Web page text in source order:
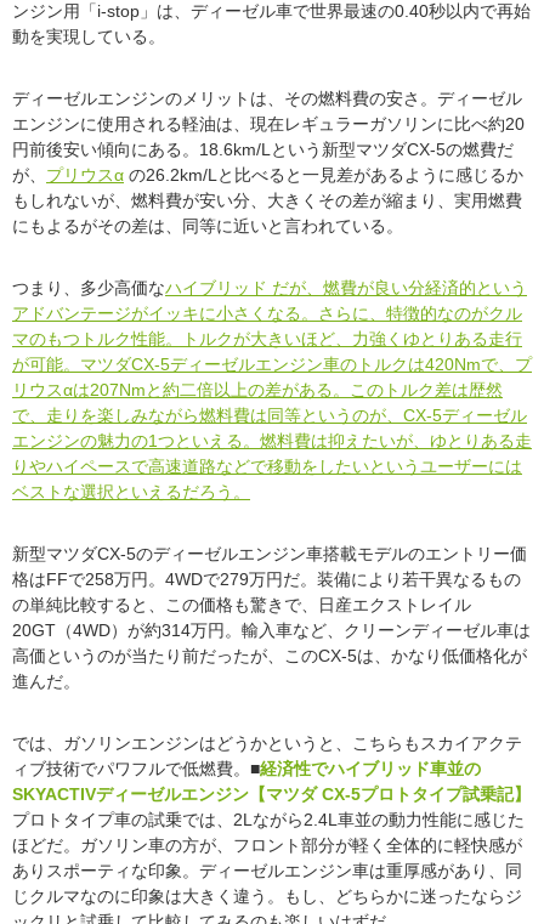
ンジン用「i-stop」は、ディーゼル車で世界最速の0.40秒以内で再始
動を実現している。
ディーゼルエンジンのメリットは、その燃料費の安さ。ディーゼル
エンジンに使用される軽油は、現在レギュラーガソリンに比べ約20
円前後安い傾向にある。18.6km/Lという新型マツダCX-5の燃費だ
が、 プリウスα の26.2km/Lと比べると一見差があるように感じるか
もしれないが、燃料費が安い分、大きくその差が縮まり、実用燃費
にもよるがその差は、同等に近いと言われている。
つまり、多少高価なハイブリッド だが、燃費が良い分経済的という
アドバンテージがイッキに小さくなる。さらに、特徴的なのがクル
マのもつトルク性能。トルクが大きいほど、力強くゆとりある走行
が可能。マツダCX-5ディーゼルエンジン車のトルクは420Nmで、プ
リウスαは207Nmと約二倍以上の差がある。このトルク差は歴然
で、走りを楽しみながら燃料費は同等というのが、CX-5ディーゼル
エンジンの魅力の1つといえる。燃料費は抑えたいが、ゆとりある走
りやハイペースで高速道路などで移動をしたいというユーザーには
ベストな選択といえるだろう。
新型マツダCX-5のディーゼルエンジン車搭載モデルのエントリー価
格はFFで258万円。4WDで279万円だ。装備により若干異なるもの
の単純比較すると、この価格も驚きで、日産エクストレイル
20GT（4WD）が約314万円。輸入車など、クリーンディーゼル車は
高価というのが当たり前だったが、このCX-5は、かなり低価格化が
進んだ。
では、ガソリンエンジンはどうかというと、こちらもスカイアクテ
ィブ技術でパワフルで低燃費。 ■経済性でハイブリッド車並の
SKYACTIVディーゼルエンジン【マツダ CX-5プロトタイプ試乗記】
プロトタイプ車の試乗では、2Lながら2.4L車並の動力性能に感じた
ほどだ。ガソリン車の方が、フロント部分が軽く全体的に軽快感が
ありスポーティな印象。ディーゼルエンジン車は重厚感があり、同
じクルマなのに印象は大きく違う。もし、どちらかに迷ったならジ